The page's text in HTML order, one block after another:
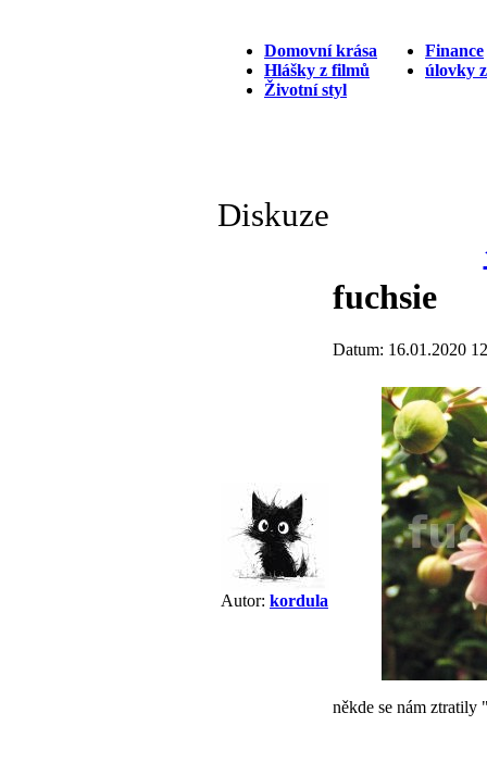
Domovní krása
Hlášky z filmů
Životní styl
Finance
úlovky
Diskuze
Autor: kordula
fuchsie
Datum: 16.01.2020
někde se nám ztratily